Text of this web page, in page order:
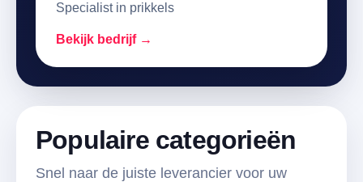
Specialist in prikkels
Bekijk bedrijf →
Populaire categorieën
Snel naar de juiste leverancier voor uw